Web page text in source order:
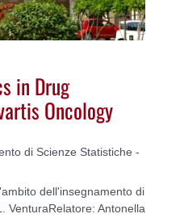
in Drug
Oncology
di Scienze Statistiche -
dell'insegnamento di
VenturaRelatore: Antonella